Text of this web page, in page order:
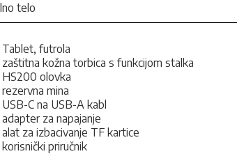
telo
Tablet, futrola
zaštitna kožna torbica s funkcijom stalka
HS200 olovka
rezervna mina
USB-C na USB-A kabl
adapter za napajanje
alat za izbacivanje TF kartice
korisnički priručnik